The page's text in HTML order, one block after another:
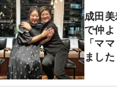
成田
で仲
「マ
ました